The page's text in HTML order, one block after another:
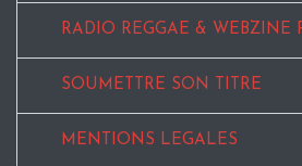
RADIO REGGAE & WEBZINE
SOUMETTRE SON TITRE
MENTIONS LEGALES